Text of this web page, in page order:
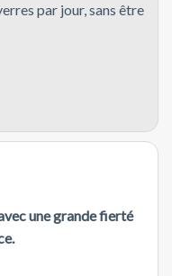
par jour, sans être
une grande fierté